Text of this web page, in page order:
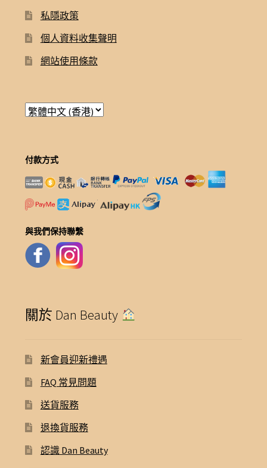
私隱政策
個人資料收集聲明
網站使用條款
付款方式
與我們保持聯繫
關於 Dan Beauty
新會員迎新禮遇
FAQ 常見問題
送貨服務
退換貨服務
認識 Dan Beauty